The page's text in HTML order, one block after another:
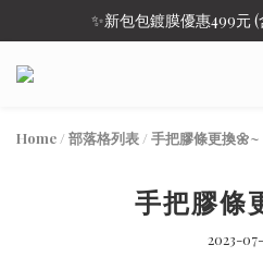
✨新包包鍍膜優惠499元
Home / 部落格列表 / 手把膠條更換🌼~
手把膠條
2023-